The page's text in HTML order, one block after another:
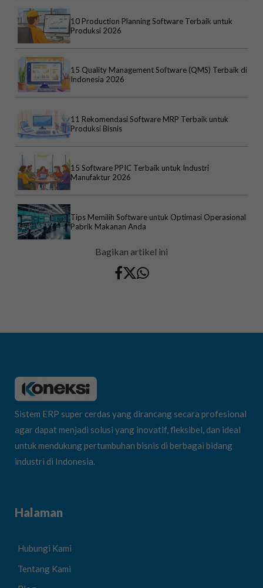
10 Production Planning Software Terbaik untuk
Produksi 2026
15 Quality Management Software (QMS) Terbaik di
Indonesia 2026
11 Rekomendasi Software MRP Terbaik untuk
Produksi Bisnis
15 Software PPIC Terbaik untuk Industri
Manufaktur 2026
Tips Memilih Software untuk Optimasi Operasional
Pabrik Makanan Anda
Bagikan artikel ini
Sistem ERP super cerdas yang dirancang secara profesional
agar dapat menjadi solusi yang inovatif, fleksibel, dan ideal
untuk mendukung pertumbuhan bisnis di berbagai bidang
industri di Indonesia.
Halaman
Hubungi Kami
Tentang Kami